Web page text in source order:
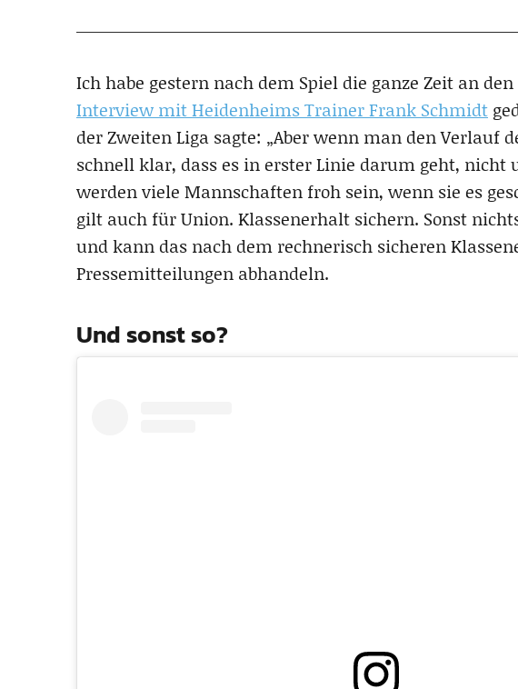
Ich habe gestern nach dem Spiel die ganze Zeit an
Interview mit Heidenheims Trainer Frank Schmidt
der Zweiten Liga sagte: „Aber wenn man den Verlauf
schnell klar, dass es in erster Linie darum geht, nicht
werden viele Mannschaften froh sein, wenn sie es
gilt auch für Union. Klassenerhalt sichern. Sonst
und kann das nach dem rechnerisch sicheren
Pressemitteilungen abhandeln.
Und sonst so?